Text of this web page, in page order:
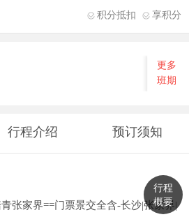
行程
概要
积分抵扣 享积分
更多
班期
行程介绍 预订须知
张家界==门票景交全含-长沙|张家界|